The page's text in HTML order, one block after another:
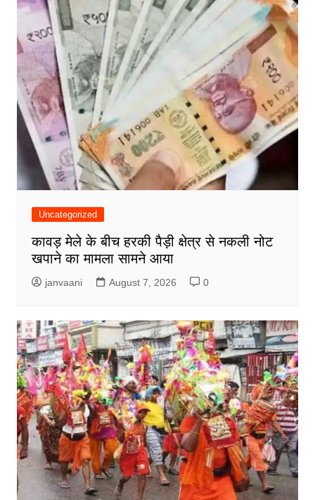
Uncategorized
कावड़ मेले के बीच हरकी पैड़ी क्षेत्र से नकली नोट
खपाने का मामला सामने आया
janvaani August 7, 2026 0